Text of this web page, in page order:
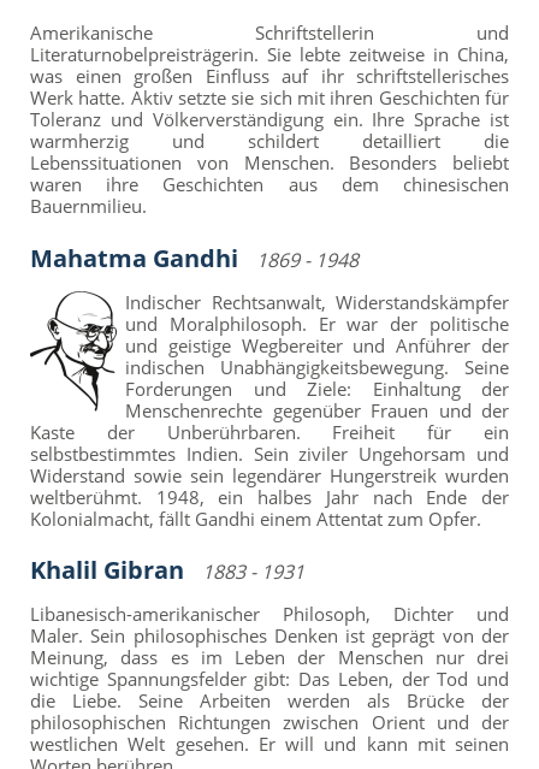
Amerikanische Schriftstellerin und
Literaturnobelpreisträgerin. Sie lebte zeitweise in China,
was einen großen Einfluss auf ihr schriftstellerisches
Werk hatte. Aktiv setzte sie sich mit ihren Geschichten für
Toleranz und Völkerverständigung ein. Ihre Sprache ist
warmherzig und schildert detailliert die
Lebenssituationen von Menschen. Besonders beliebt
waren ihre Geschichten aus dem chinesischen
Bauernmilieu.
Mahatma Gandhi 1869 - 1948
Indischer Rechtsanwalt, Widerstandskämpfer
und Moralphilosoph. Er war der politische
und geistige Wegbereiter und Anführer der
indischen Unabhängigkeitsbewegung. Seine
Forderungen und Ziele: Einhaltung der
Menschenrechte gegenüber Frauen und der
Kaste der Unberührbaren. Freiheit für ein
selbstbestimmtes Indien. Sein ziviler Ungehorsam und
Widerstand sowie sein legendärer Hungerstreik wurden
weltberühmt. 1948, ein halbes Jahr nach Ende der
Kolonialmacht, fällt Gandhi einem Attentat zum Opfer.
Khalil Gibran 1883 - 1931
Libanesisch-amerikanischer Philosoph, Dichter und
Maler. Sein philosophisches Denken ist geprägt von der
Meinung, dass es im Leben der Menschen nur drei
wichtige Spannungsfelder gibt: Das Leben, der Tod und
die Liebe. Seine Arbeiten werden als Brücke der
philosophischen Richtungen zwischen Orient und der
westlichen Welt gesehen. Er will und kann mit seinen